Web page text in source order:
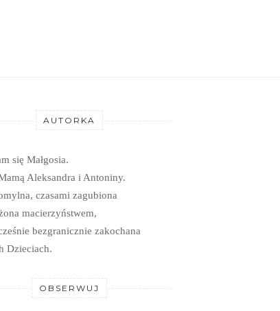
AUTORKA
się Małgosia.
Aleksandra i Antoniny.
czasami zagubiona
macierzyństwem,
bezgranicznie zakochana
Dzieciach.
OBSERWUJ